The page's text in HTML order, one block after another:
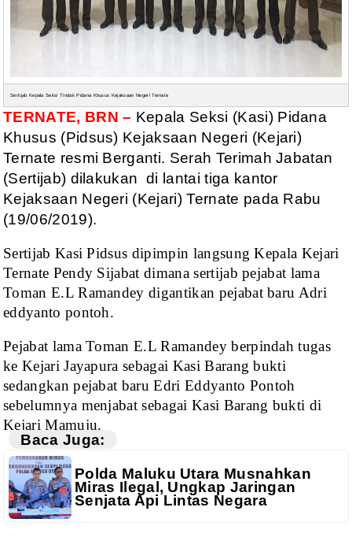
Sertijab Kepala Seksi Tindak Pidana Khusus Kejaksaan Negeri Ternate
TERNATE, BRN – Kepala Seksi (Kasi) Pidana
Khusus (Pidsus) Kejaksaan Negeri (Kejari)
Ternate resmi Berganti. Serah Terimah Jabatan
(Sertijab) dilakukan di lantai tiga kantor
Kejaksaan Negeri (Kejari) Ternate pada Rabu
(19/06/2019).
Sertijab Kasi Pidsus dipimpin langsung Kepala Kejari
Ternate Pendy Sijabat dimana sertijab pejabat lama
Toman E.L Ramandey digantikan pejabat baru Adri
eddyanto pontoh.
Pejabat lama Toman E.L Ramandey berpindah tugas
ke Kejari Jayapura sebagai Kasi Barang bukti
sedangkan pejabat baru Edri Eddyanto Pontoh
sebelumnya menjabat sebagai Kasi Barang bukti di
Kejari Mamuju.
Baca Juga:
Polda Maluku Utara Musnahkan
Miras Ilegal, Ungkap Jaringan
Senjata Api Lintas Negara